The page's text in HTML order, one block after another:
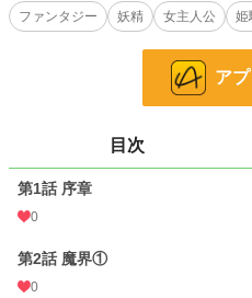
娘エメラーダ。
彼女は隣国カレドニゥスのブケンツァ家
ある日突然、エメラーダは奇怪な植物
共に飛ばされた妖精のロビンと共に、
遇する。怪物との戦闘中に現れたマッ
ガンナへと連れていかれる。
ヒガンナで目を覚ましたエメラーダだ
われのある「蒼き剣」を手にしていたこ
グレイセスに戻る手がかりを得るため
ンに向かうこととなったエメラーダ。
道中トラブルはあったものの、アーデン
ファンタジー
妖精 女主人公 姫
ア
目次
第1話 序章
0
第2話 魔界①
0